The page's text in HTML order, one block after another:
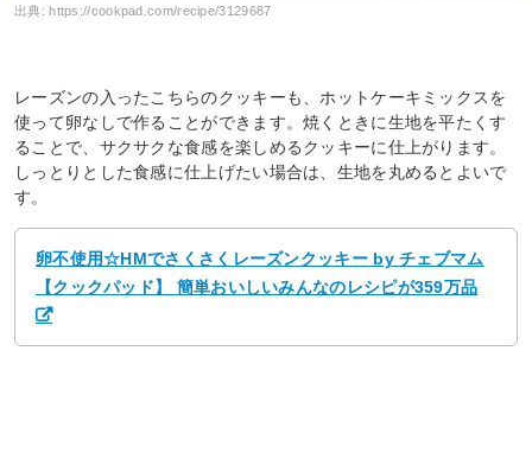
出典: https://cookpad.com/recipe/3129687
レーズンの入ったこちらのクッキーも、ホットケーキミックスを
使って卵なしで作ることができます。焼くときに生地を平たくす
ることで、サクサクな食感を楽しめるクッキーに仕上がります。
しっとりとした食感に仕上げたい場合は、生地を丸めるとよいで
す。
卵不使用☆HMでさくさくレーズンクッキー by チェブマム
【クックパッド】 簡単おいしいみんなのレシピが359万品